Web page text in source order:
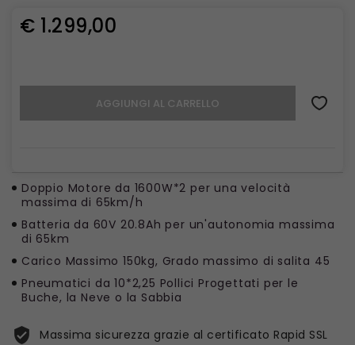
€ 1.299,00
AGGIUNGI AL CARRELLO
Doppio Motore da 1600W*2 per una velocità
massima di 65km/h
Batteria da 60V 20.8Ah per un'autonomia massima
di 65km
Carico Massimo 150kg, Grado massimo di salita 45
Pneumatici da 10*2,25 Pollici Progettati per le
Buche, la Neve o la Sabbia
Massima sicurezza grazie al certificato Rapid SSL